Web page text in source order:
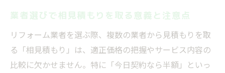
業者選びで相見積もりを取る意義と注意点
リフォーム業者を選ぶ際、複数の業者から見積もりを取
る「相見積もり」は、適正価格の把握やサービス内容の
比較に欠かせません。特に「今日契約なら半額」といっ